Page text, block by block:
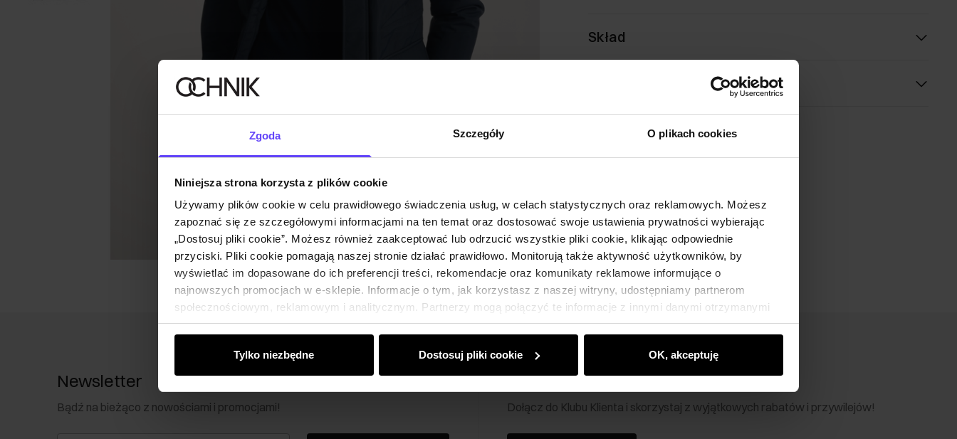
Zgoda Szczegóły O plikach cookies
Niniejsza strona korzysta z plików cookie
Używamy plików cookie w celu prawidłowego świadczenia usług, w celach statystycznych oraz reklamowych. Możesz
zapoznać się ze szczegółowymi informacjami na ten temat oraz dostosować swoje ustawienia prywatności wybierając
„Dostosuj pliki cookie”. Możesz również zaakceptować lub odrzucić wszystkie pliki cookie, klikając odpowiednie
przyciski. Pliki cookie pomagają naszej stronie działać prawidłowo. Monitorują także aktywność użytkowników, by
wyświetlać im dopasowane do ich preferencji treści, rekomendacje oraz komunikaty reklamowe informujące o
najnowszych promocjach w e-sklepie. Informacje o tym, jak korzystasz z naszej witryny, udostępniamy partnerom
społecznościowym, reklamowym i analitycznym. Partnerzy mogą połączyć te informacje z innymi danymi otrzymanymi
od Ciebie lub uzyskanymi podczas korzystania z ich usług.
Tylko niezbędne Dostosuj pliki cookie OK, akceptuję
Skład
Newsletter
Bądź na bieżąco z nowościami i promocjami!
Klub Klienta Ochnik
Dołącz do Klubu Klienta i skorzystaj z wyjątkowych rabatów i przywilejów!